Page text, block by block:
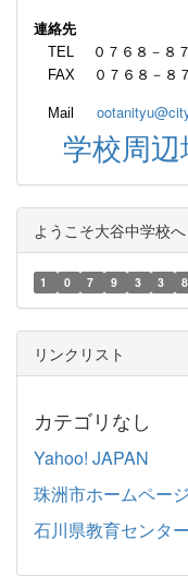
連絡先
TEL ０７６８－８７
FAX ０７６８－８７
Mail
学校周辺
ようこそ大谷中学校へ
1 0 7 9 3 3 8
リンクリスト
カテゴリなし
Yahoo! JAPAN
珠洲市ホームペー
石川県教育センタ